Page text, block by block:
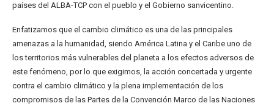
países del ALBA-TCP con el pueblo y el Gobierno sanvicentino.
Enfatizamos que el cambio climático es una de las principales
amenazas a la humanidad, siendo América Latina y el Caribe uno de
los territorios más vulnerables del planeta a los efectos adversos de
este fenómeno, por lo que exigimos, la acción concertada y urgente
contra el cambio climático y la plena implementación de los
compromisos de las Partes de la Convención Marco de las Naciones